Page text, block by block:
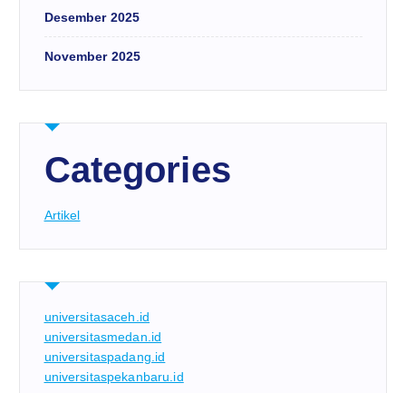
Desember 2025
November 2025
Categories
Artikel
universitasaceh.id
universitasmedan.id
universitaspadang.id
universitaspekanbaru.id